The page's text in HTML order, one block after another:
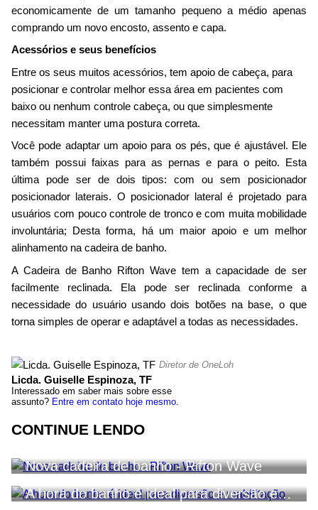
economicamente de um tamanho pequeno a médio apenas
comprando um novo encosto, assento e capa.
Acessórios e seus benefícios
Entre os seus muitos acessórios, tem apoio de cabeça, para
posicionar e controlar melhor essa área em pacientes com
baixo ou nenhum controle cabeça, ou que simplesmente
necessitam manter uma postura correta.
Você pode adaptar um apoio para os pés, que é ajustável. Ele
também possui faixas para as pernas e para o peito. Esta
última pode ser de dois tipos: com ou sem posicionador
posicionador laterais. O posicionador lateral é projetado para
usuários com pouco controle de tronco e com muita mobilidade
involuntária; Desta forma, há um maior apoio e um melhor
alinhamento na cadeira de banho.
A Cadeira de Banho Rifton Wave tem a capacidade de ser
facilmente reclinada. Ela pode ser reclinada conforme a
necessidade do usuário usando dois botões na base, o que
torna simples de operar e adaptável a todas as necessidades.
Licda. Guiselle Espinoza, TF
Diretor de OneLoh
Interessado em saber mais sobre esse
assunto? Entre em contato hoje mesmo.
CONTINUE LENDO
Nova cadeira de banho - Rifton Wave
A hora do banho é ideal para diversão e…